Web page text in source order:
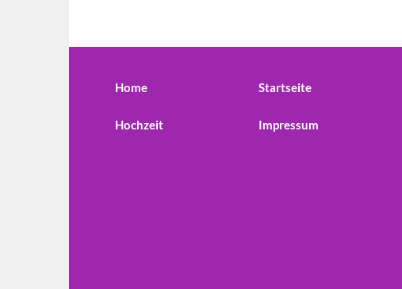
Home Startseite
Hochzeit Impressum